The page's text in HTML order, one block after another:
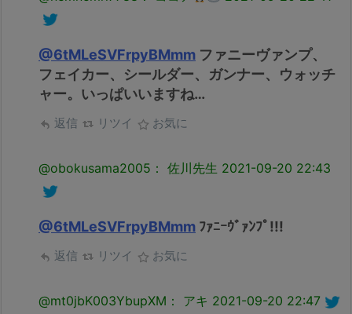
@6tMLeSVFrpyBMmm ファニーヴァンプ、
フェイカー、シールダー、ガンナー、ウォッチ
ャー。いっぱいいますね…
返信 リツイ お気に
@obokusama2005： 佐川先生 2021-09-20 22:43
@6tMLeSVFrpyBMmm ﾌｧﾆｰｳﾞｧﾝﾌﾟ!!!
返信 リツイ お気に
@mt0jbK003YbupXM： アキ 2021-09-20 22:47